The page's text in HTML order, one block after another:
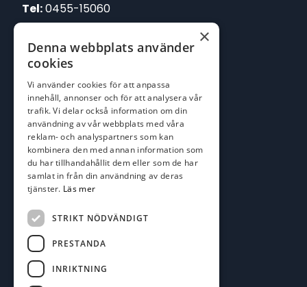
Tel:0455-15060
E-post:
johan@batofiske.se
kim@batofiske.se
Adress
Karlskrona Båt & Fiske AB
Lallerstedts gata 4
371 54 Karlskrona
Följ oss
Facebook
×
Denna webbplats använder
cookies
Vi använder cookies för att anpassa
innehåll, annonser och för att analysera vår
trafik. Vi delar också information om din
användning av vår webbplats med våra
reklam- och analyspartners som kan
kombinera den med annan information som
du har tillhandahållit dem eller som de har
samlat in från din användning av deras
tjänster. Läs mer
STRIKT NÖDVÄNDIGT
PRESTANDA
INRIKTNING